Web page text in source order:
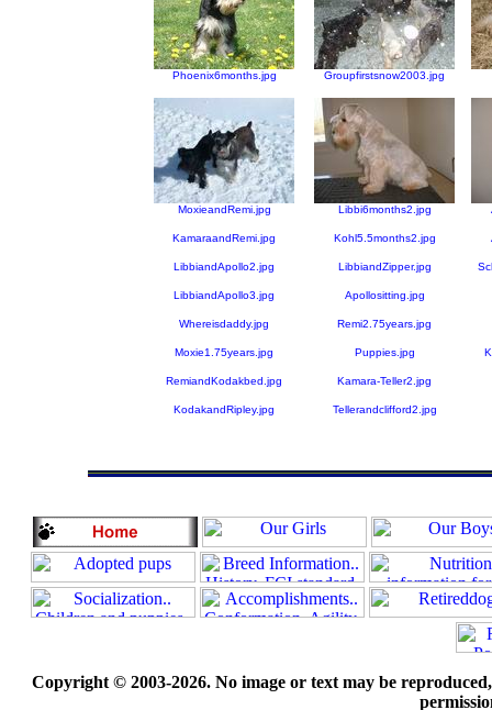
Phoenix6months.jpg Groupfirstsnow2003.jpg
MoxieandRemi.jpg Libbi6months2.jpg
KamaraandRemi.jpg Kohl5.5months2.jpg
LibbiandApollo2.jpg LibbiandZipper.jpg
LibbiandApollo3.jpg Apollositting.jpg
Whereisdaddy.jpg Remi2.75years.jpg
Moxie1.75years.jpg Puppies.jpg
RemiandKodakbed.jpg Kamara-Teller2.jpg
KodakandRipley.jpg Tellerandclifford2.jpg
Copyright © 2003-2026. No image or text may be